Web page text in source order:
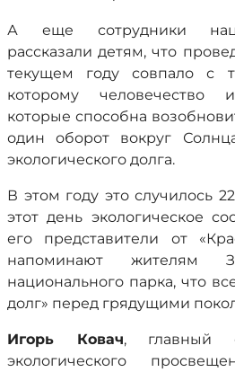
А еще сотрудники
рассказали детям, что
текущем году совпало с
которому человечество
которые способна
один оборот вокруг
экологического долга.
В этом году это случилось
этот день экологическое
его представители от
напоминают жителям
национального парка, что
долг» перед грядущими
Игорь Ковач, главный
экологического